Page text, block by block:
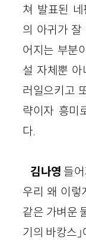
쳐 발표된 네
의 아귀가 잘
어지는 부분
설 자체뿐 아
러일으키고
략이자 흥미
다.
김나영 들어
우리 왜 이렇
같은 가벼운
기의 바캉스